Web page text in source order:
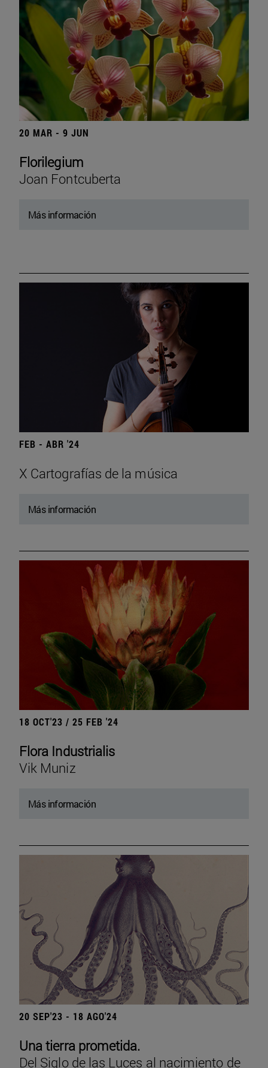
20 MAR - 9 JUN
Florilegium
Joan Fontcuberta
Más información
FEB - ABR '24
X Cartografías de la música
Más información
18 OCT'23 / 25 FEB '24
Flora Industrialis
Vik Muniz
Más información
20 SEP'23 - 18 AGO'24
Una tierra prometida.
Del Siglo de las Luces al nacimiento de